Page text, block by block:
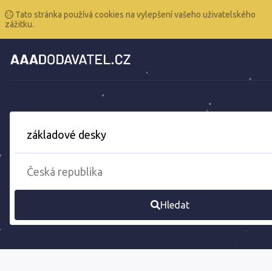
Tato stránka používá cookies na vylepšení vašeho uživatelského
zážitku.
Hledat